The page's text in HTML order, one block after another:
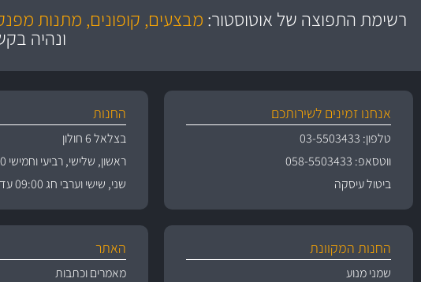
באמצעות צ'יטה
משלוחים
במחיר
גרמניה
רשימת התפוצה של אוטוסטור: מבצעים, קופונים, מתנות
ונהיה
אנחנו זמינים לשירותכם
טלפון: 03-5503433
ווטסאפ: 058-5503433
ביטול עיסקה
החנות
בצלאל 6 חולון
ראשון, שלישי, רביעי וחמישי 09:00 עד 18:00
שני, שישי וערבי חג 09:00 עד 15:00
החנות המקוונת
שמני מנוע
האתר
מאמרים וכתבות